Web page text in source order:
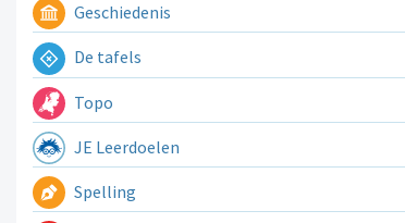
Geschiedenis
De tafels
Topo
JE Leerdoelen
Spelling